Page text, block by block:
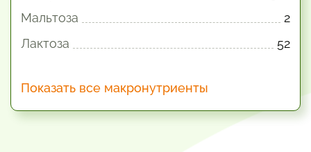
Мальтоза
2
Лактоза
52
Показать все макронутриенты